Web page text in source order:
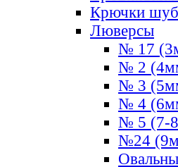
Крючки
Люверсы
№ 17
№ 2
№ 3
№ 4
№ 5 (7-
№24